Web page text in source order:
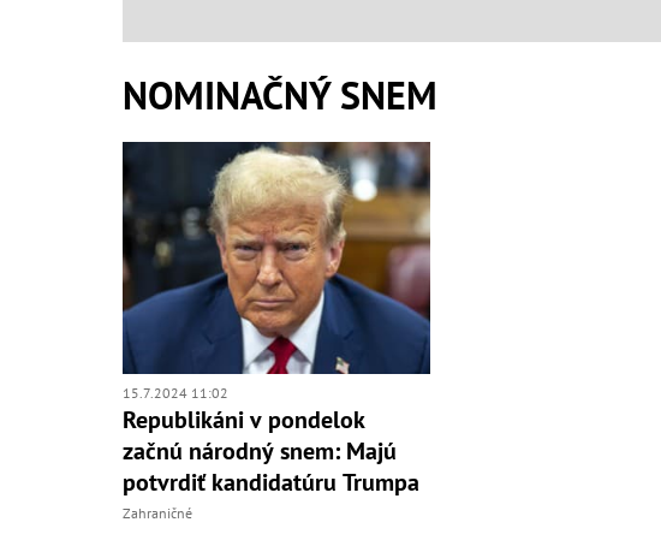
NOMINAČNÝ SNEM
15.7.2024 11:02
Republikáni v pondelok
začnú národný snem: Majú
potvrdiť kandidatúru Trumpa
Zahraničné